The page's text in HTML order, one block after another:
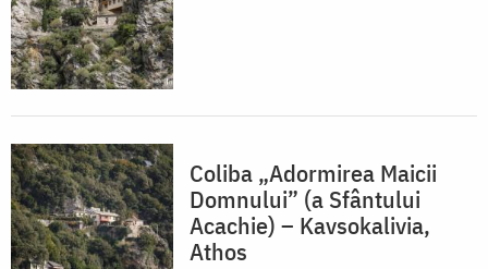
Coliba „Adormirea Maicii
Domnului” (a Sfântului
Acachie) – Kavsokalivia,
Athos